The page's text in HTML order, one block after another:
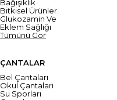
Bağışıklık
Bitkisel Ürünler
Glukozamin Ve
Eklem Sağlığı
Tümünü Gör
ÇANTALAR
Bel Çantaları
Okul Çantaları
Su Sporları